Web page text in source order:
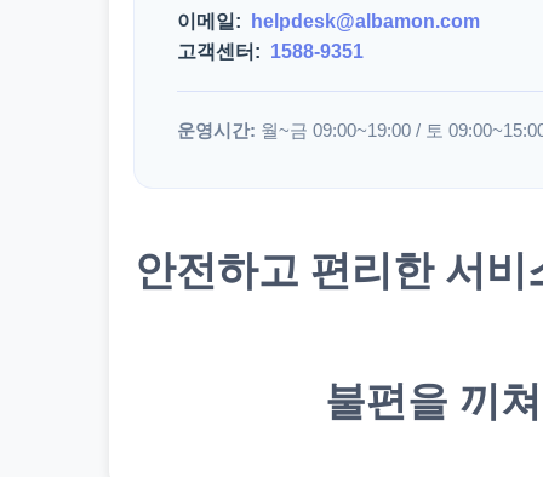
이메일:
helpdesk@albamon.com
고객센터: 1588-9351
운영시간: 월~금 09:00~19:00 / 토
안전하고 편리한 서
불편을 끼